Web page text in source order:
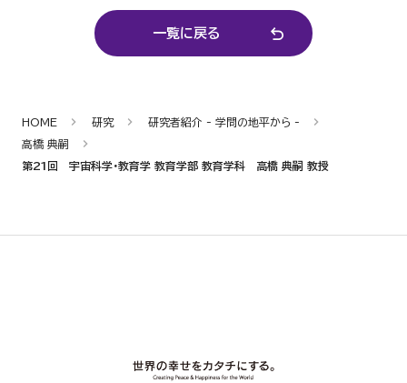
一覧に戻る
HOME 研究
研究者紹介 - 学問の地平から -
高橋 典嗣
第21回 宇宙科学・教育学 教育学部 教育学科 高橋 典嗣 教授